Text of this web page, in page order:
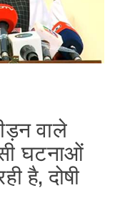
वाले
घटनाओं
है, दोषी